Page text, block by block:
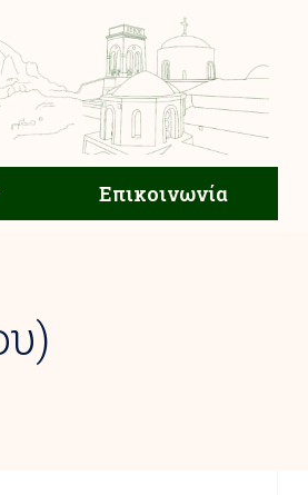
Επικοινωνία
Ζωή Επικοινωνία